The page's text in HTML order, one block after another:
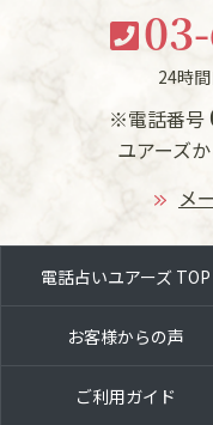
24時
※電話番号
ユアーズ
メ
電話占いユアーズ TOP
お客様からの声
ご利用ガイド